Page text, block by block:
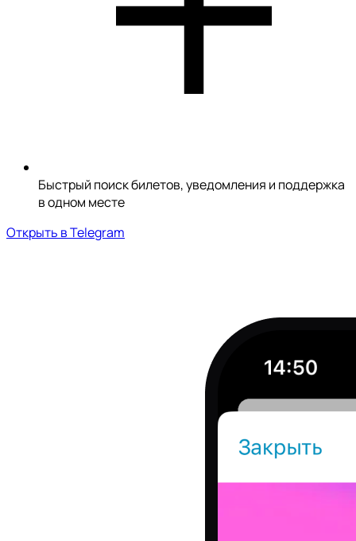
Быстрый поиск билетов, уведомления и поддержка
в одном месте
Открыть в Telegram